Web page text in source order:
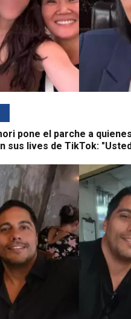
pone el parche a
sus lives de TikTok: